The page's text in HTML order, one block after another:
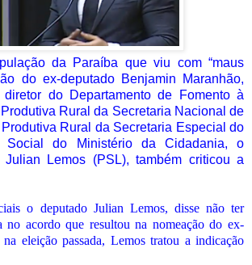
da Paraíba que viu com “maus
do ex-deputado Benjamin Maranhão,
do Departamento de Fomento à
Rural da Secretaria Nacional de
Rural da Secretaria Especial do
Social do Ministério da Cidadania, o
Julian Lemos (PSL), também criticou a
o deputado Julian Lemos, disse não ter
no acordo que resultou na nomeação do ex-
eleição passada, Lemos tratou a indicação